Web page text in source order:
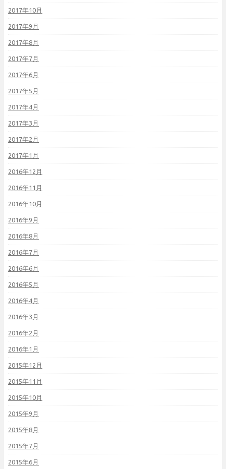
2017年10月
2017年9月
2017年8月
2017年7月
2017年6月
2017年5月
2017年4月
2017年3月
2017年2月
2017年1月
2016年12月
2016年11月
2016年10月
2016年9月
2016年8月
2016年7月
2016年6月
2016年5月
2016年4月
2016年3月
2016年2月
2016年1月
2015年12月
2015年11月
2015年10月
2015年9月
2015年8月
2015年7月
2015年6月